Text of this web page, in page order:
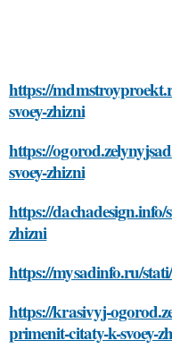
https://
svoey-zhizni
https://
svoey-zhizni
https://
zhizni
https://mysadinfo.ru/
https://krasivyj-
primenit-citaty-k-svoey-